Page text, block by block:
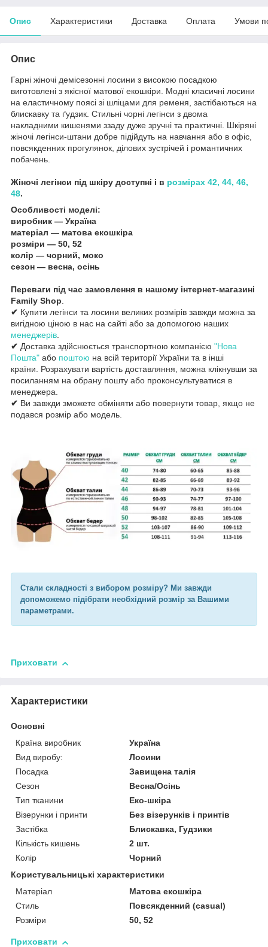
Опис Характеристики Доставка Оплата Умови
Опис
Гарні жіночі демісезонні лосини з високою посадкою
виготовлені з якісної матової екошкіри. Модні класичні лосини
на еластичному поясі зі шліцами для ременя, застібаються на
блискавку та ґудзик. Стильні чорні легінси з двома
накладними кишенями ззаду дуже зручні та практичні. Шкіряні
жіночі легінси-штани добре підійдуть на навчання або в офіс,
повсякденних прогулянок, ділових зустрічей і романтичних
побачень.
Жіночі легінси під шкіру доступні і в розмірах 42, 44, 46,
48.
Особливості моделі:
виробник — Україна
матеріал — матова екошкіра
розміри — 50, 52
колір — чорний, моко
сезон — весна, осінь
Переваги під час замовлення в нашому інтернет-магазині
Family Shop
✔ Купити легінси та лосини великих розмірів завжди можна за
вигідною ціною в нас на сайті або за допомогою наших
менеджерів
✔ Доставка здійснюється транспортною компанією "Нова
Пошта" або поштою на всій території України та в інші
країни. Розрахувати вартість доставляння, можна клікнувши за
посиланням на обрану пошту або проконсультуватися в
менеджера.
✔ Ви завжди зможете обміняти або повернути товар, якщо не
подався розмір або модель.
Стали складності з вибором розміру? Ми завжди
допоможемо підібрати необхідний розмір за Вашими
параметрами.
Приховати
Характеристики
Основні
Країна виробник
Україна
Вид виробу:
Лосини
Посадка
Завищена талія
Сезон
Весна/Осінь
Тип тканини
Еко-шкіра
Візерунки і принти
Без візерунків і принтів
Застібка
Блискавка, Гудзики
Кількість кишень
2 шт.
Колір
Чорний
Користувальницькі характеристики
Матеріал
Матова екошкіра
Стиль
Повсякденний (casual)
Розміри
50, 52
Приховати